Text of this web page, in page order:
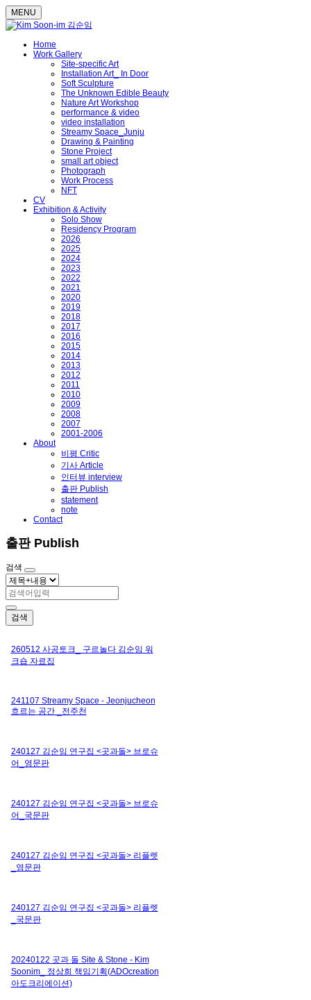
MENU
Home
Work Gallery
Site-specific Art
Installation Art_ In Door
Soft Sculpture
The Unknown Edible Beauty
Nature Art Workshop
performance & video
video installation
Streamy Space_Junju
Drawing & Painting
Stone Project
small art object
Photograph
Work Process
NFT
CV
Exhibition & Activity
Solo Show
Residency Program
2026
2025
2024
2023
2022
2021
2020
2019
2018
2017
2016
2015
2014
2013
2012
2011
2010
2009
2008
2007
2001-2006
About
비평 Critic
기사 Article
인터뷰 interview
출판 Publish
statement
note
Contact
출판 Publish
검색
검색
260512 사공토크_ 구르놀다 김순임 워
크숍 자료집
241107 Streamy Space - Jeonjucheon
흐르는 공간 _전주천
240127 김순임 연구집 <곳과돌> 브로슈
어_영문판
240127 김순임 연구집 <곳과돌> 브로슈
어_국문판
240127 김순임 연구집 <곳과돌> 리플렛
_영문판
240127 김순임 연구집 <곳과돌> 리플렛
_국문판
20240122 곳과 돌 Site & Stone - Kim
Soonim_ 정상희 책임기획(ADOcreation
아도크리에이션)